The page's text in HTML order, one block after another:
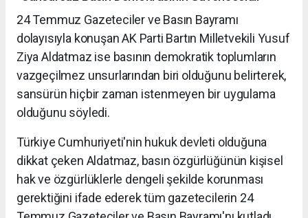
24 Temmuz Gazeteciler ve Basın Bayramı
dolayısıyla konuşan AK Parti Bartın Milletvekili Yusuf
Ziya Aldatmaz ise basının demokratik toplumların
vazgeçilmez unsurlarından biri olduğunu belirterek,
sansürün hiçbir zaman istenmeyen bir uygulama
olduğunu söyledi.
Türkiye Cumhuriyeti'nin hukuk devleti olduğuna
dikkat çeken Aldatmaz, basın özgürlüğünün kişisel
hak ve özgürlüklerle dengeli şekilde korunması
gerektiğini ifade ederek tüm gazetecilerin 24